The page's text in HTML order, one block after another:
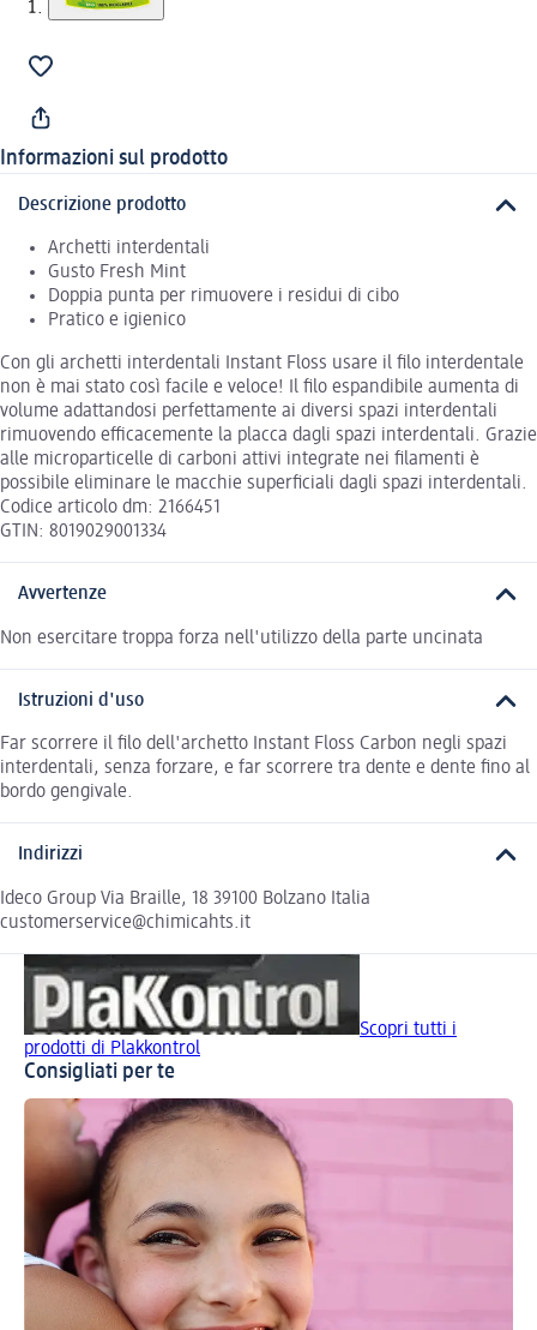
Informazioni sul prodotto
Descrizione prodotto
Archetti interdentali
Gusto Fresh Mint
Doppia punta per rimuovere i residui di cibo
Pratico e igienico
Con gli archetti interdentali Instant Floss usare il filo interdentale
non è mai stato così facile e veloce! Il filo espandibile aumenta di
volume adattandosi perfettamente ai diversi spazi interdentali
rimuovendo efficacemente la placca dagli spazi interdentali. Grazie
alle microparticelle di carboni attivi integrate nei filamenti è
possibile eliminare le macchie superficiali dagli spazi interdentali.
Codice articolo dm: 2166451
GTIN: 8019029001334
Avvertenze
Non esercitare troppa forza nell'utilizzo della parte uncinata
Istruzioni d'uso
Far scorrere il filo dell'archetto Instant Floss Carbon negli spazi
interdentali, senza forzare, e far scorrere tra dente e dente fino al
bordo gengivale.
Indirizzi
Ideco Group Via Braille, 18 39100 Bolzano Italia
customerservice@chimicahts.it
Scopri tutti i
prodotti di Plakkontrol
Consigliati per te